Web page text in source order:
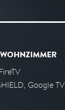
Google TV